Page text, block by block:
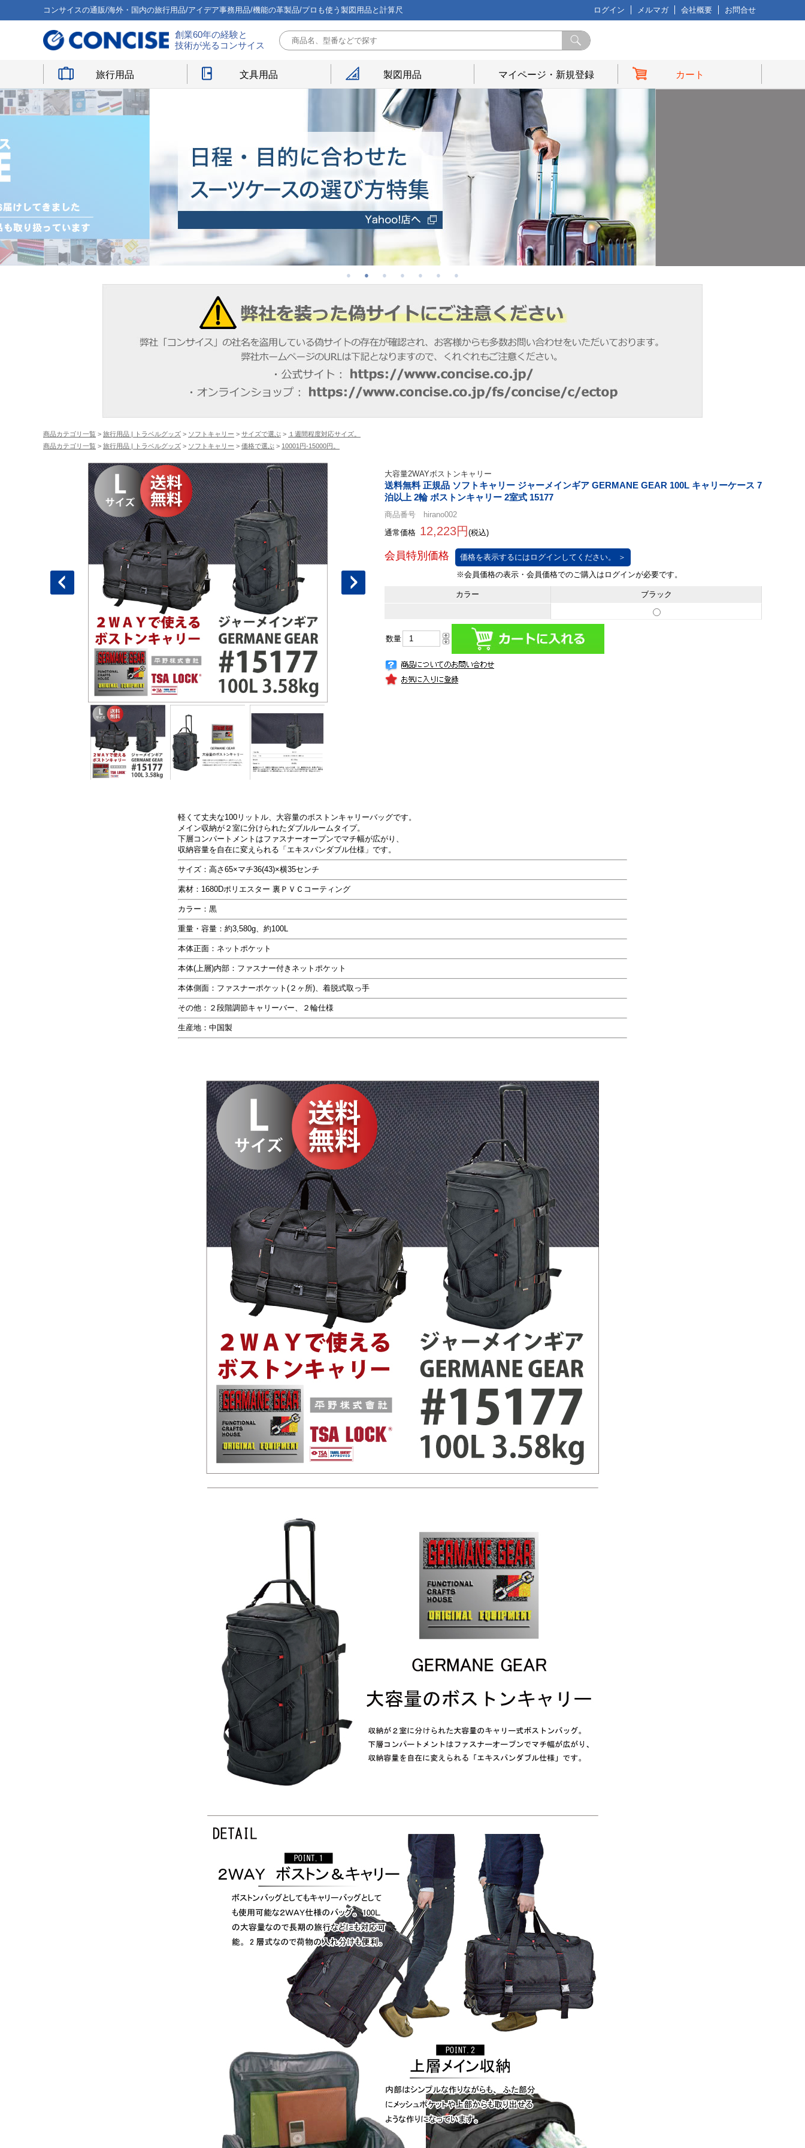
コンサイスの通販/海外・国内の旅行用品/アイデア事務用品/機能の革製品/プロも使う製図用品と計算尺 ログイン メルマガ 会社概要 お問合せ
創業60年の経験と
技術が光るコンサイス
旅行用品 文具用品 製図用品 マイページ・新規登録 カート
商品カテゴリ一覧 > 旅行用品 | トラベルグッズ > ソフトキャリー > サイズで選ぶ > １週間程度対応サイズ。
商品カテゴリ一覧 > 旅行用品 | トラベルグッズ > ソフトキャリー > 価格で選ぶ > 10001円-15000円。
大容量2WAYボストンキャリー
送料無料 正規品 ソフトキャリー ジャーメインギア GERMANE GEAR 100L キャリーケース 7
泊以上 2輪 ボストンキャリー 2室式 15177
商品番号 hirano002
通常価格 12,223円 (税込)
価格を表示するにはログインしてください。 ＞
カラー ブラック
数量
軽くて丈夫な100リットル、大容量のボストンキャリーバッグです。
メイン収納が２室に分けられたダブルルームタイプ。
下層コンパートメントはファスナーオープンでマチ幅が広がり、
収納容量を自在に変えられる「エキスパンダブル仕様」です。
サイズ：高さ65×マチ36(43)×横35センチ
素材：1680Dポリエスター 裏ＰＶＣコーティング
カラー：黒
重量・容量：約3,580g、約100L
本体正面：ネットポケット
本体(上層)内部：ファスナー付きネットポケット
本体側面：ファスナーポケット(２ヶ所)、着脱式取っ手
その他：２段階調節キャリーバー、２輪仕様
生産地：中国製